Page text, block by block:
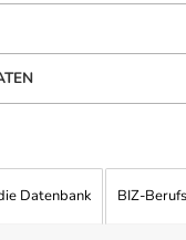
Datenbank BIZ-